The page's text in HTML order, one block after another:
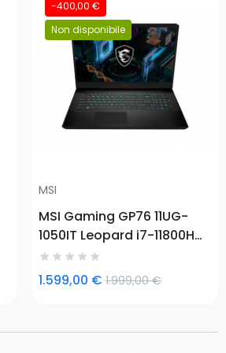
last-items
-400,00 €
Non disponibile
Prezzo
MSI
MSI Gaming GP76 11UG-
1050IT Leopard i7-11800H
Computer portatile 43,9
cm (17.3") Full HD Intel®
Core™ i7 16 GB DDR4-
1.599,00 € 1.999,00 €